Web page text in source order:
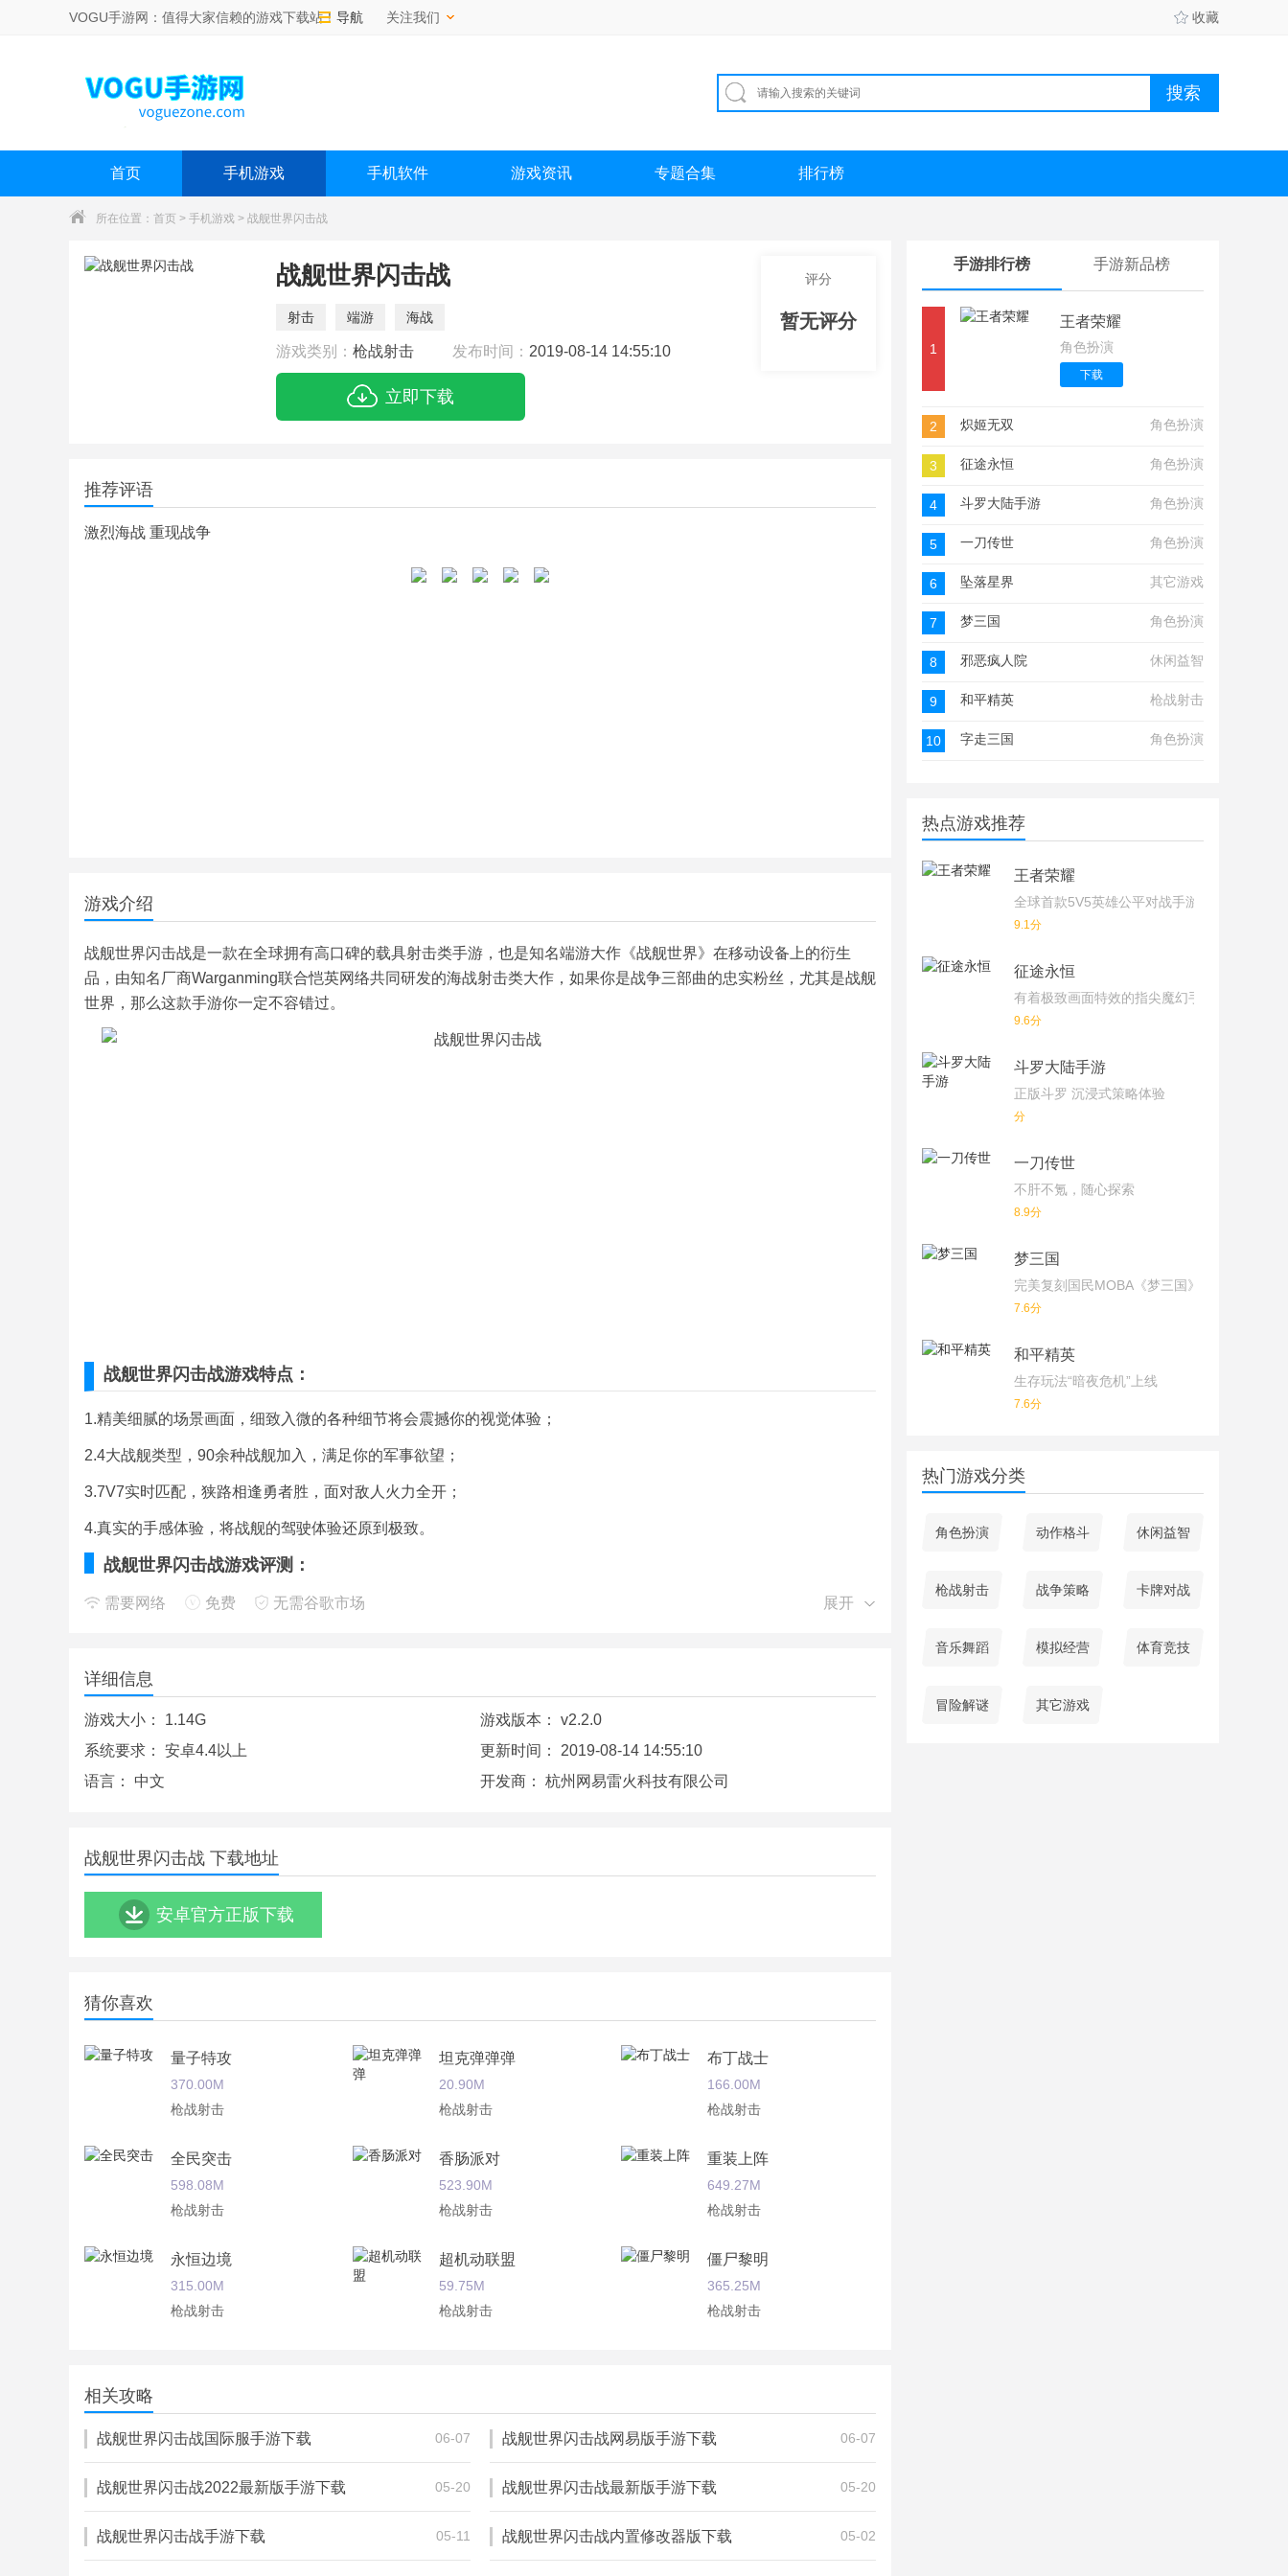
VOGU手游网：值得大家信赖的游戏下载站！ 导航 关注我们 收藏
首页 手机游戏 手机软件 游戏资讯 专题合集 排行榜
所在位置： 首页 > 手机游戏 > 战舰世界闪击战
战舰世界闪击战
射击 端游 海战
游戏类别： 枪战射击 发布时间： 2019-08-14 14:55:10
立即下载
评分
暂无评分
推荐评语
激烈海战 重现战争
游戏介绍
战舰世界闪击战是一款在全球拥有高口碑的载具射击类手游，也是知名端游大作《战舰世界》在移动设备上的衍生
品，由知名厂商Warganming联合恺英网络共同研发的海战射击类大作，如果你是战争三部曲的忠实粉丝，尤其是战舰
世界，那么这款手游你一定不容错过。
战舰世界闪击战游戏特点：
1.精美细腻的场景画面，细致入微的各种细节将会震撼你的视觉体验；
2.4大战舰类型，90余种战舰加入，满足你的军事欲望；
3.7V7实时匹配，狭路相逢勇者胜，面对敌人火力全开；
4.真实的手感体验，将战舰的驾驶体验还原到极致。
战舰世界闪击战游戏评测：
战争三部曲之一的手游衍生品在移动设备上的表现丝毫不逊色于端游，在极致引擎的渲染下，玩家可以在手机等移动
需要网络 免费 无需谷歌市场 展开
详细信息
游戏大小： 1.14G 游戏版本： v2.2.0
系统要求： 安卓4.4以上 更新时间： 2019-08-14 14:55:10
语言： 中文 开发商： 杭州网易雷火科技有限公司
战舰世界闪击战 下载地址
安卓官方正版下载
猜你喜欢
量子特攻
370.00M
枪战射击
坦克弹弹弹
20.90M
枪战射击
布丁战士
166.00M
枪战射击
全民突击
598.08M
枪战射击
香肠派对
523.90M
枪战射击
重装上阵
649.27M
枪战射击
永恒边境
315.00M
枪战射击
超机动联盟
59.75M
枪战射击
僵尸黎明
365.25M
枪战射击
枪战射击
枪战射击
枪战射击
相关攻略
战舰世界闪击战国际服手游下载 06-07 战舰世界闪击战网易版手游下载 06-07
战舰世界闪击战2022最新版手游下载 05-20 战舰世界闪击战最新版手游下载 05-20
战舰世界闪击战手游下载 05-11 战舰世界闪击战内置修改器版下载 05-02
手游排行榜 手游新品榜
1
王者荣耀
角色扮演
下载
2 炽姬无双 角色扮演
3 征途永恒 角色扮演
4 斗罗大陆手游 角色扮演
5 一刀传世 角色扮演
6 坠落星界 其它游戏
7 梦三国 角色扮演
8 邪恶疯人院 休闲益智
9 和平精英 枪战射击
10 字走三国 角色扮演
热点游戏推荐
王者荣耀
全球首款5V5英雄公平对战手游
9.1分
征途永恒
有着极致画面特效的指尖魔幻手游
9.6分
斗罗大陆手游
正版斗罗 沉浸式策略体验
分
一刀传世
不肝不氪，随心探索
8.9分
梦三国
完美复刻国民MOBA《梦三国》端游！
7.6分
和平精英
生存玩法“暗夜危机”上线
7.6分
热门游戏分类
角色扮演 动作格斗 休闲益智
枪战射击 战争策略 卡牌对战
音乐舞蹈 模拟经营 体育竞技
冒险解谜 其它游戏